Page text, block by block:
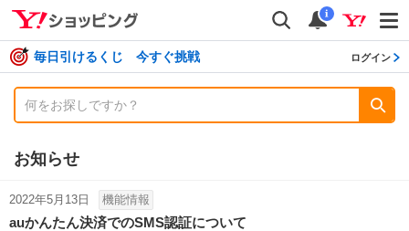
検索
通知
i
毎日引けるくじ 今すぐ挑戦 ログイン
お知らせ
2022年5月13日 機能情報
auかんたん決済でのSMS認証について